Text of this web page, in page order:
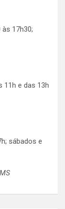
17h30;
11h e das 13h
sábados e